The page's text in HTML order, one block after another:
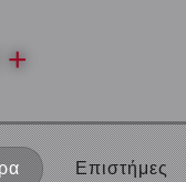
Επιστήμες